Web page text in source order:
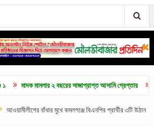
মাদক মামলার ২ বছরের সাজাপ্রাপ্ত আসামি গ্রেপ্তার
আওয়ামীলীগের বাঁধার মুখে কমলগঞ্জে বিএনপির প্রার্থীর ৩টি উঠান